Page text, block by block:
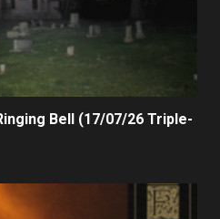
Bell (17/07/26 Triple-